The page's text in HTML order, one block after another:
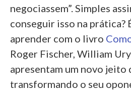
negociassem”. Simples
conseguir isso na prática?
aprender com o livro
Roger Fischer, William
apresentam um novo jeito
transformando o seu